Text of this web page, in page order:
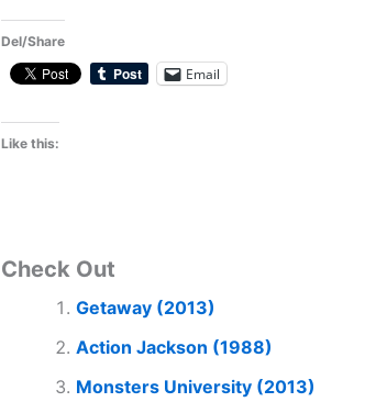
Del/Share
Email
Like this:
Check Out
Getaway (2013)
Action Jackson (1988)
Monsters University (2013)